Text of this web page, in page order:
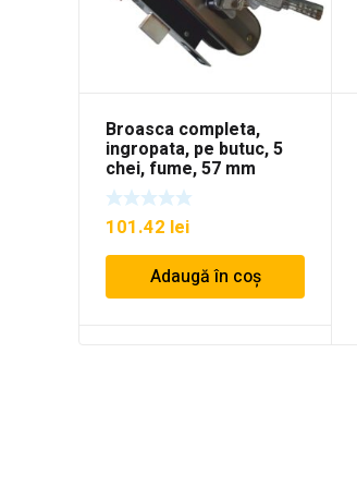
Broasca completa,
ingropata, pe butuc, 5
chei, fume, 57 mm
101.42 lei
Adaugă în coș